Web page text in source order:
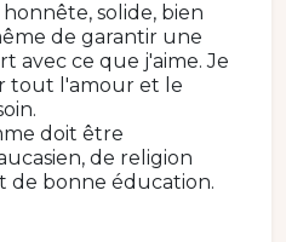
solide, bien
de garantir une
avec ce que j'aime. Je
tout l'amour et le
doit être
de religion
de bonne éducation.